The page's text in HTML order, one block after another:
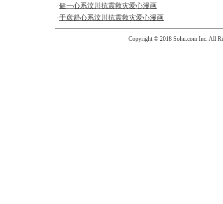
·健一心系汶川抗震救灾爱心漫画
·于彦舒心系汶川抗震救灾爱心漫画
Copyright © 2018 Sohu.com Inc. All